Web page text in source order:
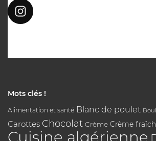
Mots clés !
Alimentation et santé Blanc de poulet
Carottes Chocolat Crème Crème
Cuisine algérienne